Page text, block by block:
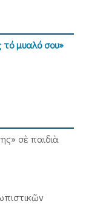
τό μυαλό σου»
σὲ παιδιὰ